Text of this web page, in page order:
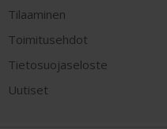
Tilaaminen
Toimitusehdot
Tietosuojaseloste
Uutiset